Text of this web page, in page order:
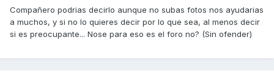
Compañero podrias decirlo aunque no subas fotos nos ayudarias
a muchos, y si no lo quieres decir por lo que sea, al menos decir
si es preocupante... Nose para eso es el foro no? (Sin ofender)